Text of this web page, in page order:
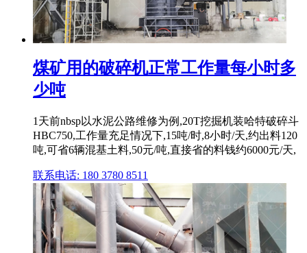
煤矿用的破碎机正常工作量每小时多
少吨
1天前nbsp以水泥公路维修为例,20T挖掘机装哈特破碎斗
HBC750,工作量充足情况下,15吨/时,8小时/天,约出料120
吨,可省6辆混基土料,50元/吨,直接省的料钱约6000元/天,
联系电话: 180 3780 8511